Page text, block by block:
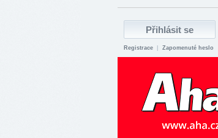
Registrace Zapomenuté heslo